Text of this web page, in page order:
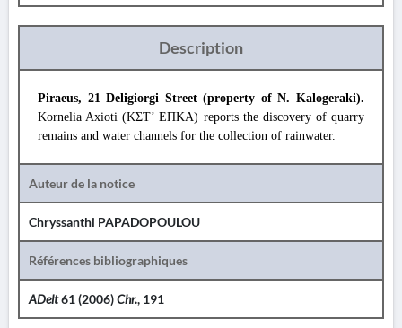
Description
Piraeus, 21 Deligiorgi Street (property of N. Kalogeraki).
Kornelia Axioti (ΚΣΤ’ ΕΠΚΑ) reports the discovery of quarry
remains and water channels for the collection of rainwater.
Auteur de la notice
Chryssanthi PAPADOPOULOU
Références bibliographiques
ADelt61 (2006)Chr., 191